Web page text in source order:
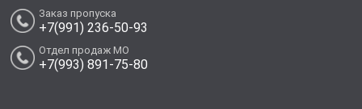
Заказ пропуска
+7(991) 236-50-93
Отдел продаж МО
+7(993) 891-75-80